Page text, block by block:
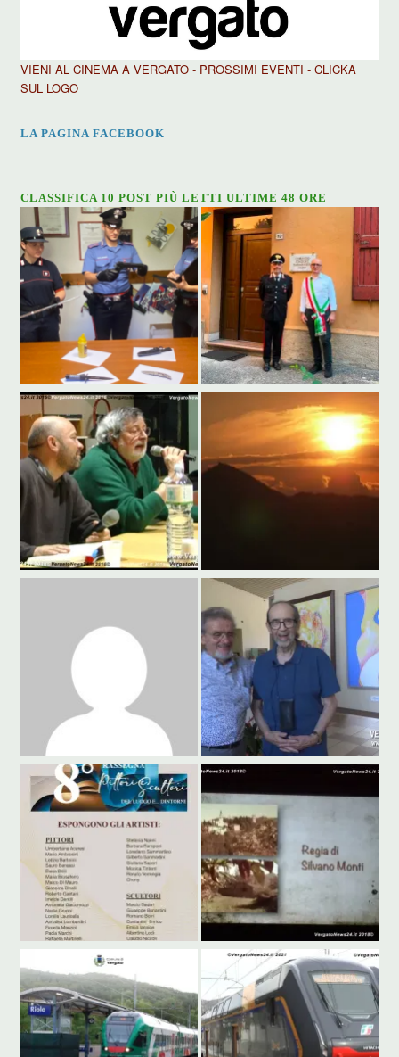
VIENI AL CINEMA A VERGATO - PROSSIMI EVENTI - CLICKA
SUL LOGO
LA PAGINA FACEBOOK
CLASSIFICA 10 POST PIÙ LETTI ULTIME 48 ORE